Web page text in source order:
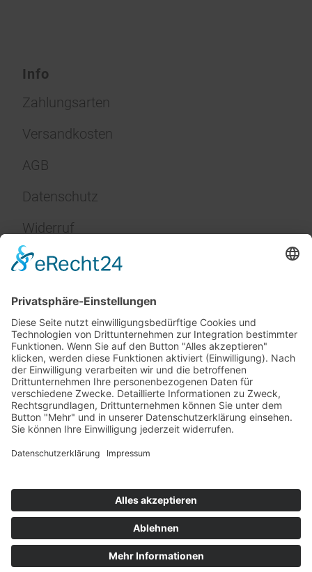
Info
Zahlungsarten
Versandkosten
AGB
Datenschutz
Widerruf
Impressum
Service
FAQ
Zahlungsarten